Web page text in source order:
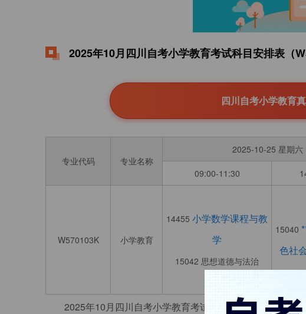
2025年10月四川自考小学教育考试科目安排表（
四川自考小学教育
专业代码 专业名称
2025-10-25 星期六
09:00-11:30
W570103K 小学教育
14455 小学数学课程与教
学
15042 思想道德与法治
15040
色社
2025年10月四川自考小学教育考试科目安排表（